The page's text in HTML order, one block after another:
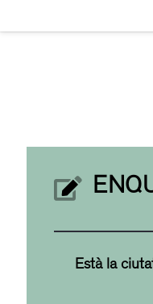
Està la